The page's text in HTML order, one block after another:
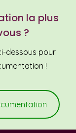
la plus
?
dessous pour
!